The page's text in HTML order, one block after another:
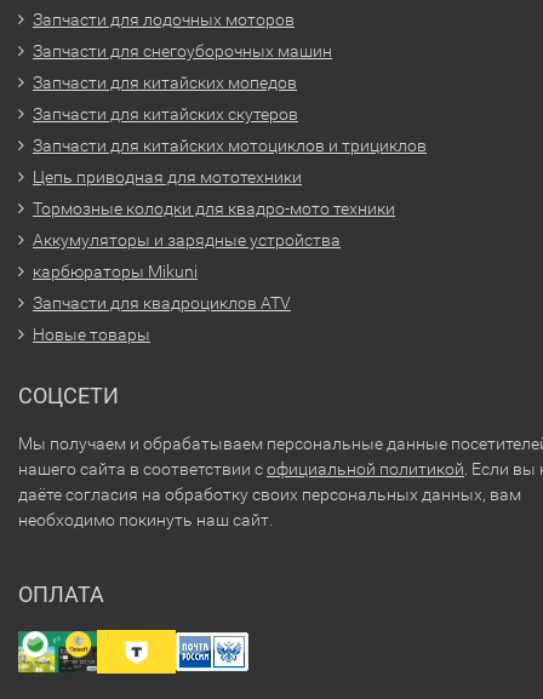
Запчасти для лодочных моторов
Запчасти для снегоуборочных машин
Запчасти для китайских мопедов
Запчасти для китайских скутеров
Запчасти для китайских мотоциклов и трициклов
Цепь приводная для мототехники
Тормозные колодки для квадро-мото техники
Аккумуляторы и зарядные устройства
карбюраторы Mikuni
Запчасти для квадроциклов ATV
Новые товары
СОЦСЕТИ
Мы получаем и обрабатываем персональные данные
нашего сайта в соответствии софициальной политикой. Если вы
даёте согласия на обработку своих персональных данных, вам
необходимо покинуть наш сайт.
ОПЛАТА